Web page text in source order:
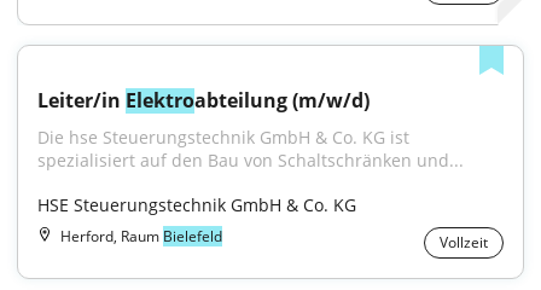
Leiter/in Elektroabteilung (m/w/d)
Die hse Steuerungstechnik GmbH & Co. KG ist
spezialisiert auf den Bau von Schaltschränken und...
HSE Steuerungstechnik GmbH & Co. KG
Herford, Raum Bielefeld Vollzeit